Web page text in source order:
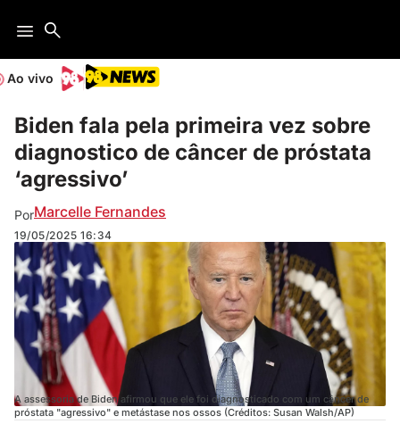
Ao vivo
Biden fala pela primeira vez sobre
diagnostico de câncer de próstata
‘agressivo’
PorMarcelle Fernandes
19/05/2025 16:34
A assessoria de Biden afirmou que ele foi diagnosticado com um câncer de
próstata "agressivo" e metástase nos ossos (Créditos: Susan Walsh/AP)